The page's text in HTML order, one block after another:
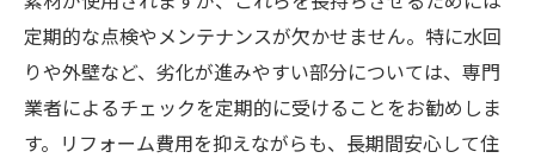
定期的な点検やメンテナンスが欠かせません。特に水回
りや外壁など、劣化が進みやすい部分については、専門
業者によるチェックを定期的に受けることをお勧めしま
す。リフォーム費用を抑えながらも、長期間安心して住